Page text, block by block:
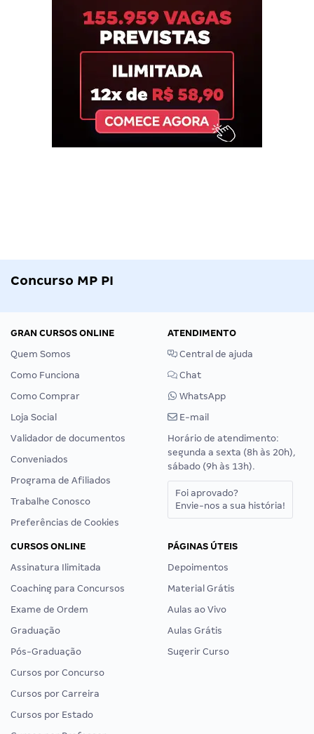
Concurso MP PI
GRAN CURSOS ONLINE
Quem Somos
Como Funciona
Como Comprar
Loja Social
Validador de documentos
Conveniados
Programa de Afiliados
Trabalhe Conosco
Preferências de Cookies
ATENDIMENTO
Central de ajuda
Chat
WhatsApp
E-mail
Horário de atendimento:
segunda a sexta (8h às 20h),
sábado (9h às 13h).
Foi aprovado?
Envie-nos a sua história!
CURSOS ONLINE
Assinatura Ilimitada
Coaching para Concursos
Exame de Ordem
Graduação
Pós-Graduação
Cursos por Concurso
Cursos por Carreira
Cursos por Estado
PÁGINAS ÚTEIS
Depoimentos
Material Grátis
Aulas ao Vivo
Aulas Grátis
Sugerir Curso